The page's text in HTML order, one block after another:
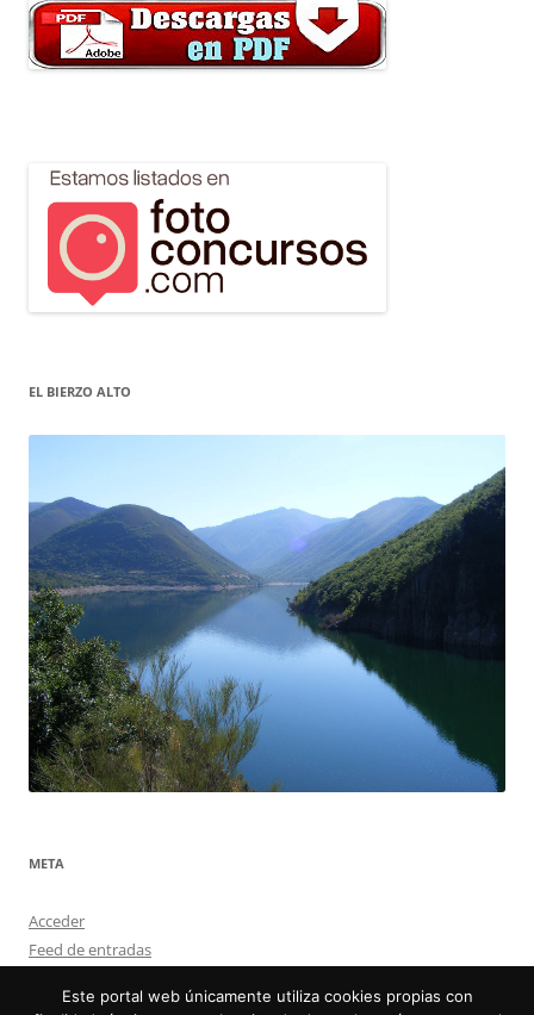
EL BIERZO ALTO
META
Acceder
Feed de entradas
WordPress.org
Este portal web únicamente utiliza cookies propias con